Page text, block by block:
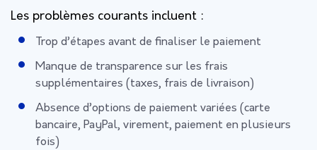
Les problèmes courants incluent :
Trop d’étapes avant de finaliser le paiement
Manque de transparence sur les frais
supplémentaires (taxes, frais de livraison)
Absence d’options de paiement variées (carte
bancaire, PayPal, virement, paiement en plusieurs
fois)